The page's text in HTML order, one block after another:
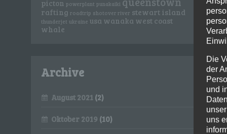
picton powerplant punakaiki
rafting roadtrip shotover river stewart island
thunderjet ukraine usa wanaka west coast
whale
Archive
August 2021 (2)
Oktober 2019 (10)
Die
der
und
uns